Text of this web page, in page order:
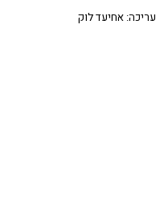
עריכה: אחיעד לוק